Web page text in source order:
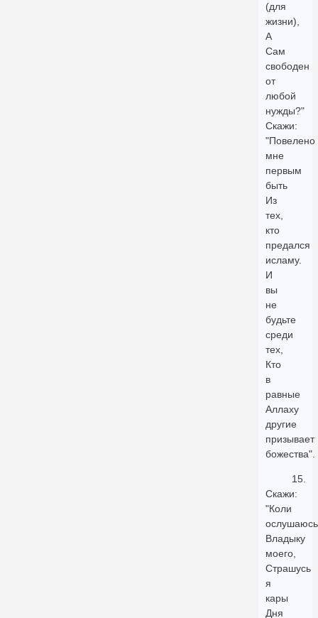
(для
жизни),
А
Сам
свободен
от
любой
нужды?"
Скажи:
"Повелено
мне
первым
быть
Из
тех,
кто
предался
исламу.
И
вы
не
будьте
среди
тех,
Кто
в
равные
Аллаху
другие
призывает
божества".
15.
Скажи:
"Коли
ослушаюсь
Владыку
моего,
Страшусь
я
кары
Дня